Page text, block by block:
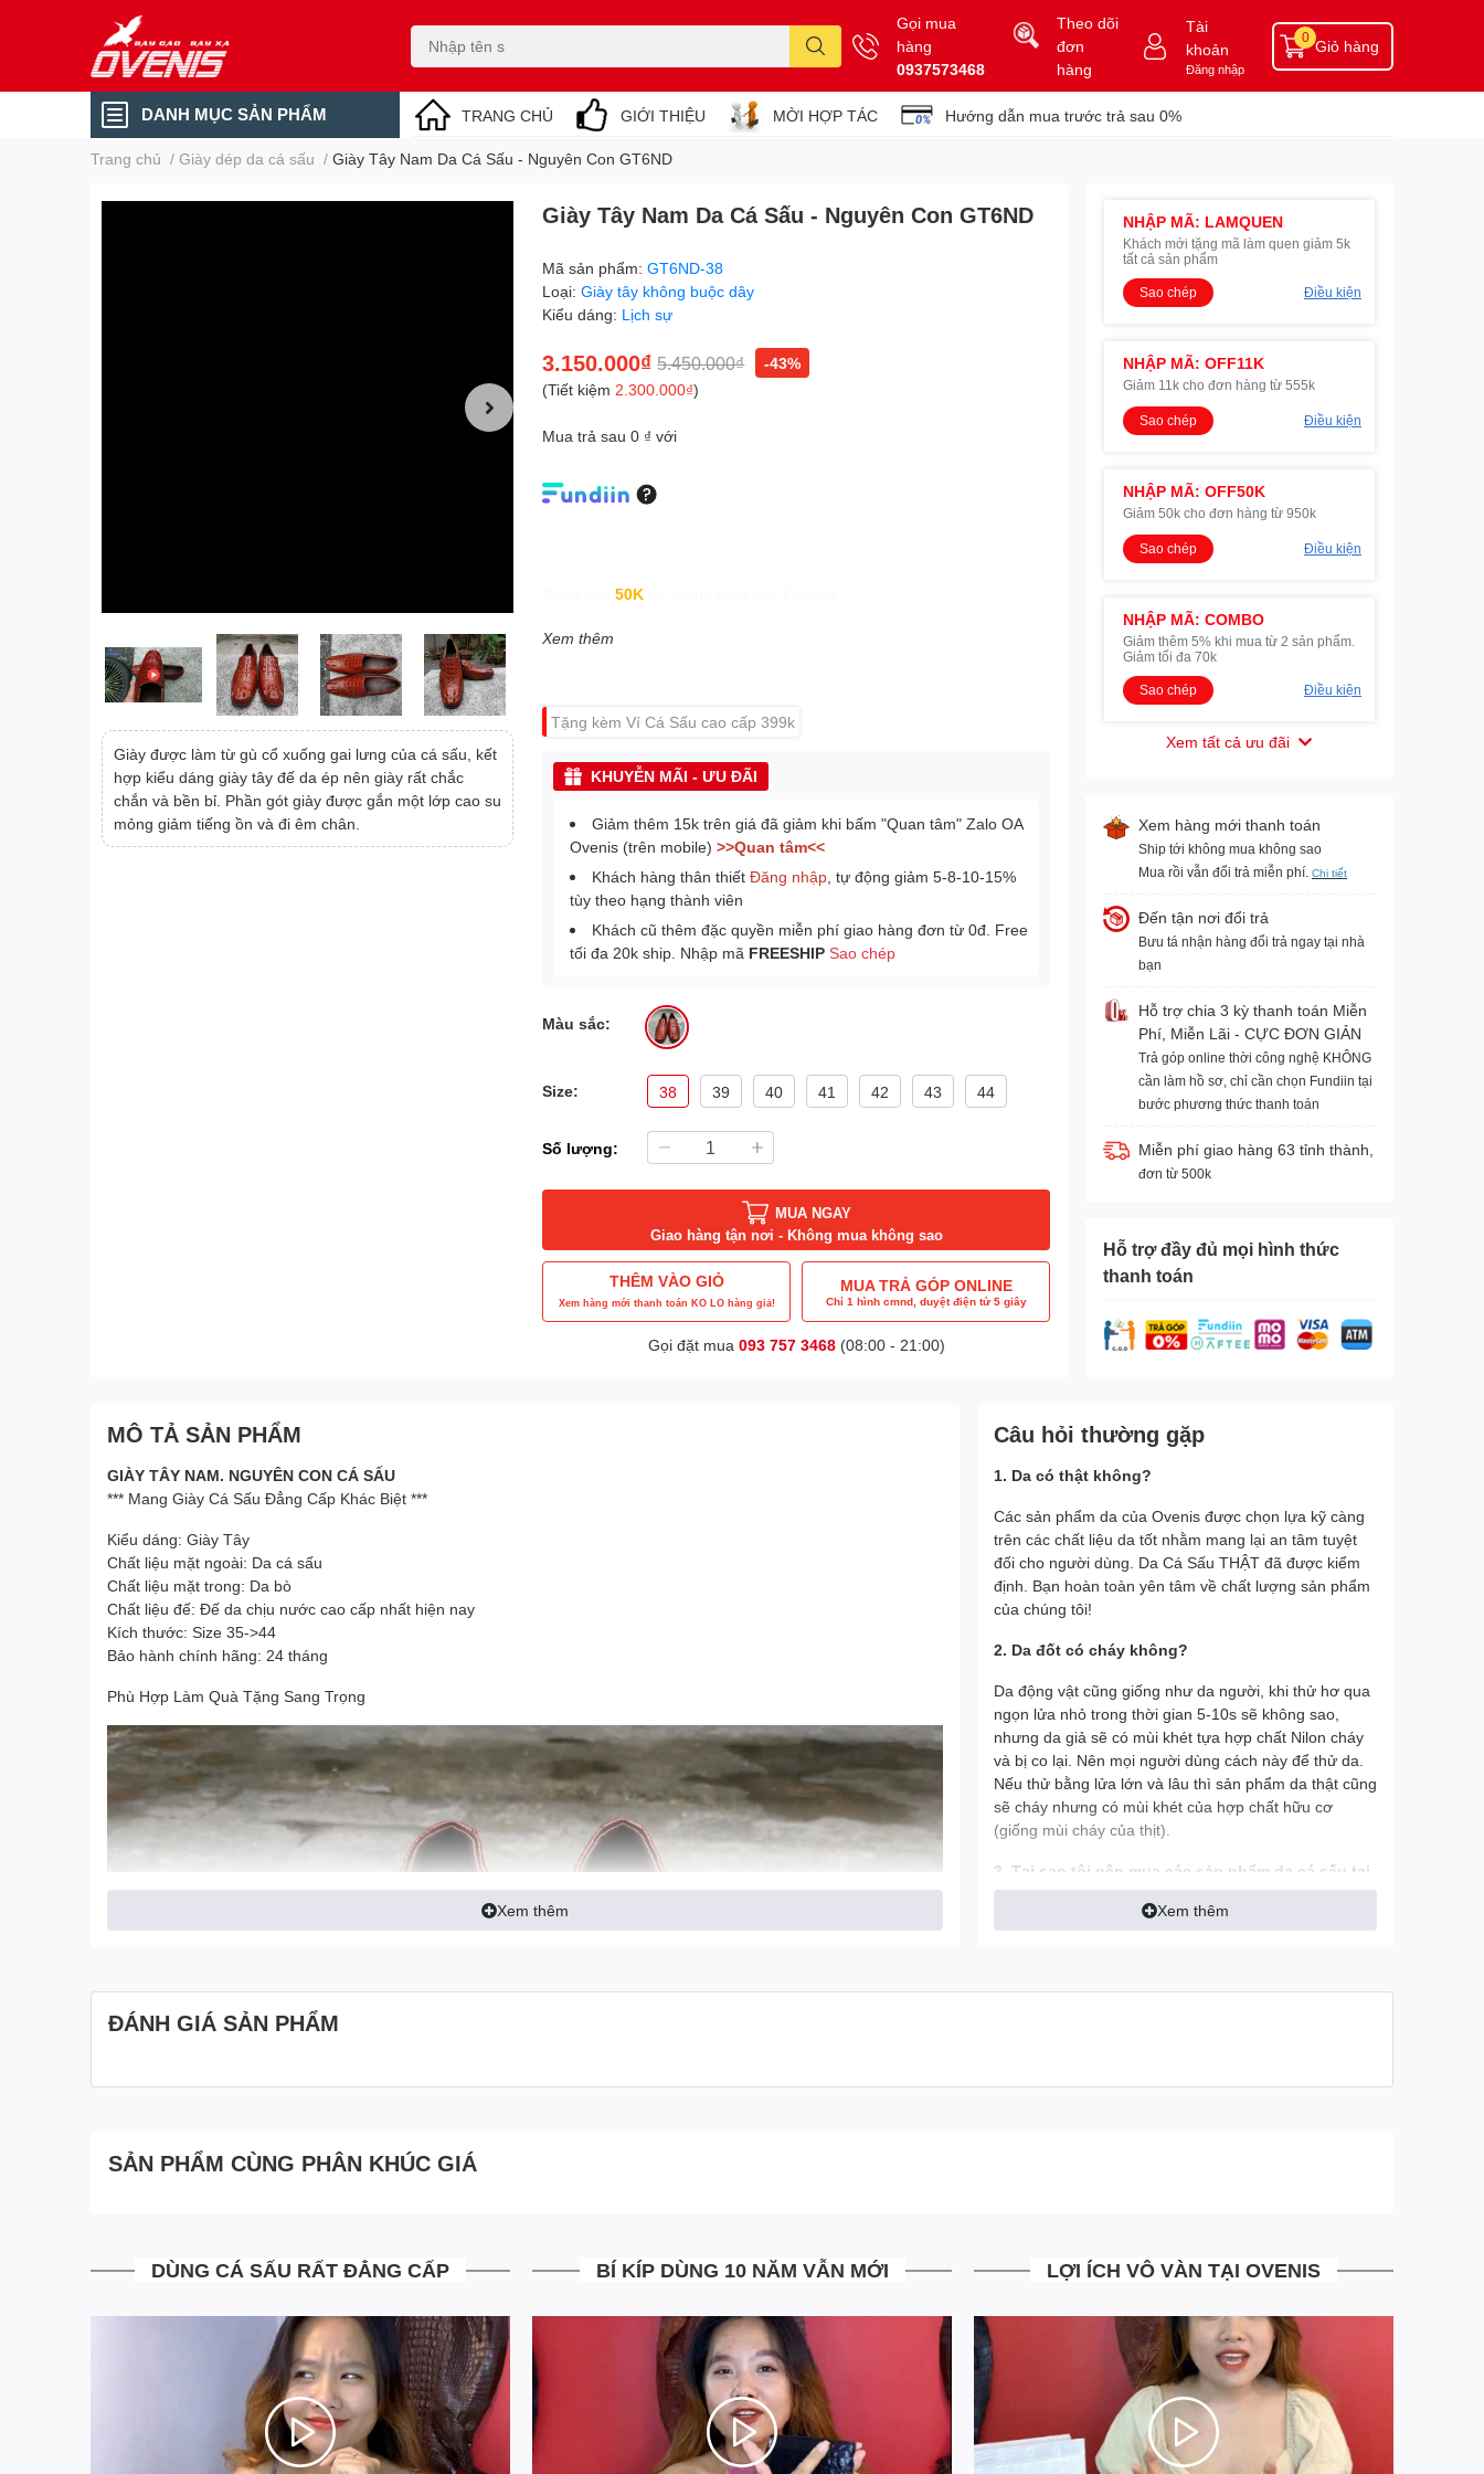
Gọi mua
hàng
0937573468
Theo dõi
đơn
hàng
Tài
khoản
Đăng nhập
Giỏ hàng
0
DANH MỤC SẢN PHẨM TRANG CHỦ GIỚI THIỆU MỜI HỢP TÁC Hướng dẫn mua trước trả sau 0%
Trang chủ / Giày dép da cá sấu / Giày Tây Nam Da Cá Sấu - Nguyên Con GT6ND
Giày được làm từ gù cổ xuống gai lưng của cá sấu, kết
hợp kiểu dáng giày tây đế da ép nên giày rất chắc
chắn và bền bỉ. Phần gót giày được gắn một lớp cao su
mỏng giảm tiếng ồn và đi êm chân.
Giày Tây Nam Da Cá Sấu - Nguyên Con GT6ND
Mã sản phẩm:GT6ND-38
Loại:Giày tây không buộc dây
Kiểu dáng: Lịch sự
3.150.000₫ 5.450.000₫
-43%
(Tiết kiệm 2.300.000₫)
Mua trả sau 0 ₫ với
50K
Xem thêm
Tặng kèm Ví Cá Sấu cao cấp 399k
KHUYỄN MÃI - ƯU ĐÃI
Giảm thêm 15k trên giá đã giảm khi bấm "Quan tâm" Zalo OA
Ovenis (trên mobile) >>Quan tâm<<
Khách hàng thân thiếtĐăng nhập , tự động giảm 5-8-10-15%
tùy theo hạng thành viên
Khách cũ thêm đặc quyền miễn phí giao hàng đơn từ 0đ. Free
tối đa 20k ship. Nhập mã FREESHIP Sao chép
Màu sắc:
Size: 38 39 40 41 42 43 44
Số lượng:
MUA NGAY
Giao hàng tận nơi - Không mua không sao
THÊM VÀO GIỎ
Xem hàng mới thanh toán KO LO hàng giả!
MUA TRẢ GÓP ONLINE
Chỉ 1 hình cmnd, duyệt điện tử 5 giây
Gọi đặt mua 093 757 3468(08:00 - 21:00)
NHẬP MÃ: LAMQUEN
Khách mới tặng mã làm quen giảm 5k
tất cả sản phẩm
Sao chép
Điều kiện
NHẬP MÃ: OFF11K
Giảm 11k cho đơn hàng từ 555k
Sao chép Điều kiện
NHẬP MÃ: OFF50K
Giảm 50k cho đơn hàng từ 950k
Sao chép Điều kiện
NHẬP MÃ: COMBO
Giảm thêm 5% khi mua từ 2 sản phẩm.
Giảm tối đa 70k
Sao chép
Điều kiện
Xem tất cả ưu đãi
Xem hàng mới thanh toán
Ship tới không mua không sao
Mua rồi vẫn đổi trả miễn phí. Chi tiết
Đến tận nơi đổi trả
Bưu tá nhận hàng đổi trả ngay tại nhà
bạn
Hỗ trợ chia 3 kỳ thanh toán Miễn
Phí, Miễn Lãi - CỰC ĐƠN GIẢN
Trả góp online thời công nghệ KHÔNG
cần làm hồ sơ, chỉ cần chọn Fundiin tại
bước phương thức thanh toán
Miễn phí giao hàng 63 tỉnh thành,
đơn từ 500k
Hỗ trợ đầy đủ mọi hình thức
thanh toán
MÔ TẢ SẢN PHẨM
GIÀY TÂY NAM. NGUYÊN CON CÁ SẤU
*** Mang Giày Cá Sấu Đẳng Cấp Khác Biệt ***
Kiểu dáng: Giày Tây
Chất liệu mặt ngoài: Da cá sấu
Chất liệu mặt trong: Da bò
Chất liệu đế: Đế da chịu nước cao cấp nhất hiện nay
Kích thước: Size 35->44
Bảo hành chính hãng: 24 tháng
Phù Hợp Làm Quà Tặng Sang Trọng
Xem thêm
Câu hỏi thường gặp
1. Da có thật không?
Các sản phẩm da của Ovenis được chọn lựa kỹ càng
trên các chất liệu da tốt nhằm mang lại an tâm tuyệt
đối cho người dùng. Da Cá Sấu THẬT đã được kiểm
định. Bạn hoàn toàn yên tâm về chất lượng sản phẩm
của chúng tôi!
2. Da đốt có cháy không?
Da động vật cũng giống như da người, khi thử hơ qua
ngọn lửa nhỏ trong thời gian 5-10s sẽ không sao,
nhưng da giả sẽ có mùi khét tựa hợp chất Nilon cháy
và bị co lại. Nên mọi người dùng cách này để thử da.
Nếu thử bằng lửa lớn và lâu thì sản phẩm da thật cũng
sẽ cháy nhưng có mùi khét của hợp chất hữu cơ
(giống mùi cháy của thịt).
3. Tại sao tôi nên mua các sản phẩm da cá sấu tại
Ovenis thay vì mua ở đơn vị khác?
- Tất cả hình ảnh đều được Ovenis chụp thật trên tay
tới cho khách hàng những sản phẩm có Chất Lượng
Cao với mức giá Siêu Mềm
- Là đơn vị đi đầu trong việc áp dụng công nghệ trả
góp 4.0 MIỄN MỌI LOẠI PHÍ. Chia 3 kỳ thanh toán
siêu đơn giản ngay trên website, khác hoàn toàn với
trả góp truyền thống qua các công ty tài chính hiện tại.
Ngồi tại nhà chỉ với một hình cmnd duyệt điện tử 5S có
ngay sản phẩm đồ da cá sấu cao cấp chính hãng.
Xem thêm
ĐÁNH GIÁ SẢN PHẨM
SẢN PHẨM CÙNG PHÂN KHÚC GIÁ
DÙNG CÁ SẤU RẤT ĐẲNG CẤP BÍ KÍP DÙNG 10 NĂM VẪN MỚI LỢI ÍCH VÔ VÀN TẠI OVENIS